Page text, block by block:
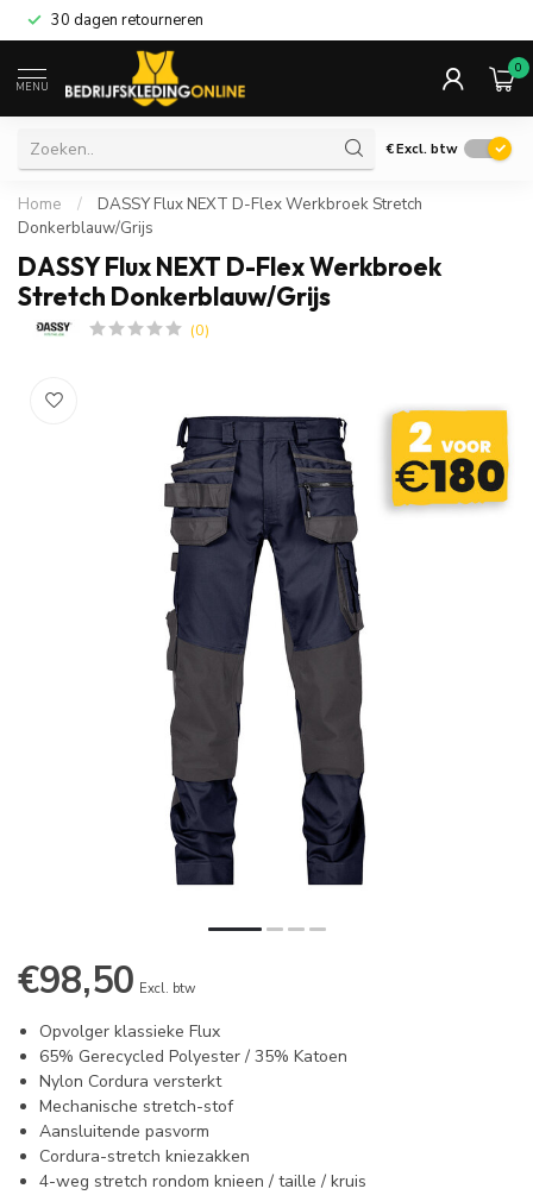
30 dagen retourneren
MENU
0
€Excl. btw
Home /
DASSY Flux NEXT D-Flex Werkbroek Stretch
Donkerblauw/Grijs
DASSY Flux NEXT D-Flex Werkbroek
Stretch Donkerblauw/Grijs
(0)
€98,50 Excl. btw
Opvolger klassieke Flux
65% Gerecycled Polyester / 35% Katoen
Nylon Cordura versterkt
Mechanische stretch-stof
Aansluitende pasvorm
Cordura-stretch kniezakken
4-weg stretch rondom knieen / taille / kruis